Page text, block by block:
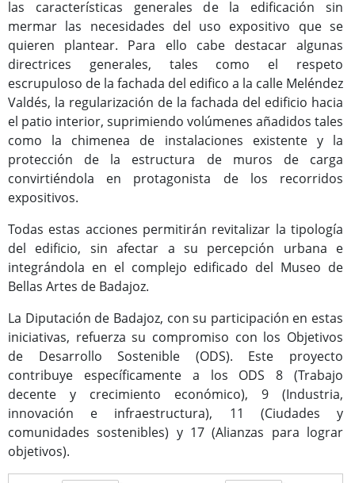
las características generales de la edificación sin
mermar las necesidades del uso expositivo que se
quieren plantear. Para ello cabe destacar algunas
directrices generales, tales como el respeto
escrupuloso de la fachada del edifico a la calle Meléndez
Valdés, la regularización de la fachada del edificio hacia
el patio interior, suprimiendo volúmenes añadidos tales
como la chimenea de instalaciones existente y la
protección de la estructura de muros de carga
convirtiéndola en protagonista de los recorridos
expositivos.
Todas estas acciones permitirán revitalizar la tipología
del edificio, sin afectar a su percepción urbana e
integrándola en el complejo edificado del Museo de
Bellas Artes de Badajoz.
La Diputación de Badajoz, con su participación en estas
iniciativas, refuerza su compromiso con los Objetivos
de Desarrollo Sostenible (ODS). Este proyecto
contribuye específicamente a los ODS 8 (Trabajo
decente y crecimiento económico), 9 (Industria,
innovación e infraestructura), 11 (Ciudades y
comunidades sostenibles) y 17 (Alianzas para lograr
objetivos).